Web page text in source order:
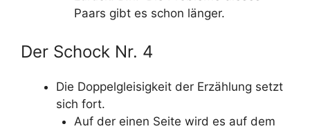
Paars gibt es schon länger.
Der Schock Nr. 4
Die Doppelgleisigkeit der Erzählung setzt
sich fort.
Auf der einen Seite wird es auf dem